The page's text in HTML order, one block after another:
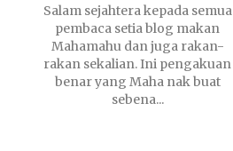
Salam sejahtera kepada semua
pembaca setia blog makan
Mahamahu dan juga rakan-
rakan sekalian. Ini pengakuan
benar yang Maha nak buat
sebena...